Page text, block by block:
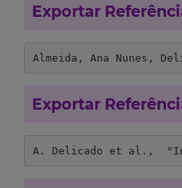
Exportar
Almeida, Ana Nunes,
Exportar
A. Delicado et al.,